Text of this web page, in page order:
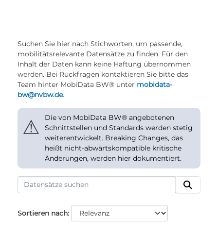
Suchen Sie hier nach Stichworten, um passende,
mobilitätsrelevante Datensätze zu finden. Für den
Inhalt der Daten kann keine Haftung übernommen
werden. Bei Rückfragen kontaktieren Sie bitte das
Team hinter MobiData BW® unter mobidata-
bw@nvbw.de.
⚠
Die von MobiData BW® angebotenen
Schnittstellen und Standards werden stetig
weiterentwickelt. Breaking Changes, das
heißt nicht-abwärtskompatible kritische
Änderungen, werden hier dokumentiert.
Sortieren nach